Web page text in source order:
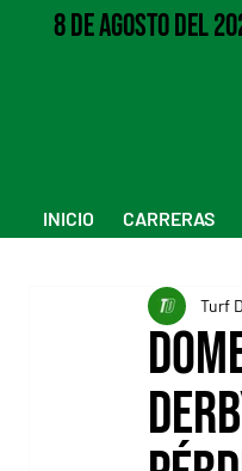
8 de Agosto del
INICIO CARRERAS
Turf